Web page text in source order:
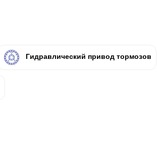
Гидравлический привод тормозов